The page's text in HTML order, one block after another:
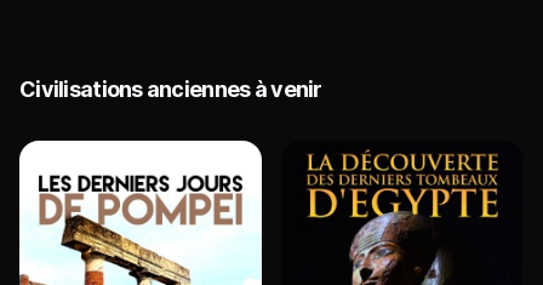
Civilisations anciennes à venir